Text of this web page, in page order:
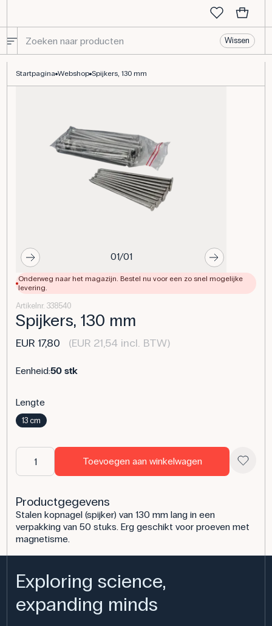
Wissen
Startpagina Webshop Spijkers, 130 mm
01/01
Onderweg naar het magazijn. Bestel nu voor een zo snel mogelijke
levering.
Artikelnr. 338540
Spijkers, 130 mm
EUR 17,80 (EUR 21,54 incl. BTW)
Eenheid:50 stk
Lengte
13 cm
Toevoegen aan winkelwagen
Productgegevens
Stalen kopnagel (spijker) van 130 mm lang in een
verpakking van 50 stuks. Erg geschikt voor proeven met
magnetisme.
Exploring science,
expanding minds